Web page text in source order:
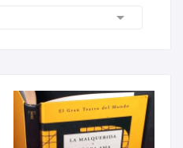
